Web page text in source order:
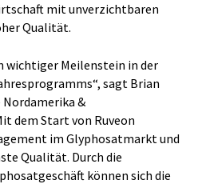
mit unverzichtbaren
Qualität.
wichtiger Meilenstein in der
sagt Brian
Nordamerika &
dem Start von Ruveon
im Glyphosatmarkt und
Qualität. Durch die
können sich die